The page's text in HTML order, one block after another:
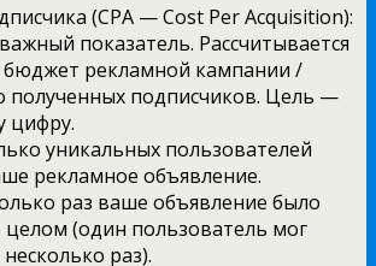
(CPA — Cost Per Acquisition):
показатель. Рассчитывается
рекламной кампании /
полученных подписчиков. Цель —
цифру.
уникальных пользователей
рекламное объявление.
раз ваше объявление было
целом (один пользователь мог
раз).